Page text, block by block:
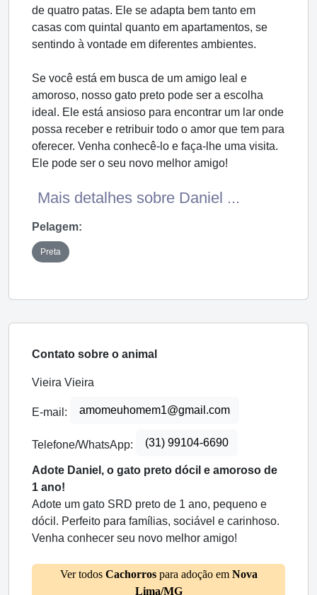
de quatro patas. Ele se adapta bem tanto em
casas com quintal quanto em apartamentos, se
sentindo à vontade em diferentes ambientes.
Se você está em busca de um amigo leal e
amoroso, nosso gato preto pode ser a escolha
ideal. Ele está ansioso para encontrar um lar onde
possa receber e retribuir todo o amor que tem para
oferecer. Venha conhecê-lo e faça-lhe uma visita.
Ele pode ser o seu novo melhor amigo!
Mais detalhes sobre Daniel ...
Pelagem:
Preta
Contato sobre o animal
Vieira Vieira
E-mail: amomeuhomem1@gmail.com
Telefone/WhatsApp: (31) 99104-6690
Adote Daniel, o gato preto dócil e amoroso de
1 ano!
Adote um gato SRD preto de 1 ano, pequeno e
dócil. Perfeito para famílias, sociável e carinhoso.
Venha conhecer seu novo melhor amigo!
Ver todos Cachorrospara adoção em Nova
Lima/MG